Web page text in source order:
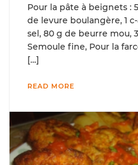
Pour la pâte à beignets :
de levure boulangère, 1
sel, 80 g de beurre mou,
Semoule fine, Pour la
[…]
READ MORE